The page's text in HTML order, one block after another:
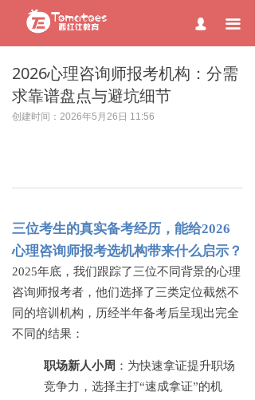
끀
넙
2026心理咨询师报考机构：分需
求靠谱盘点与避坑细节
创建时间： 2026年5月26日 11:56
三位考生的真实备考经历，能给2026
心理咨询师报考选机构带来什么启示？
2025年底，我们跟踪了三位不同背景的心理
咨询师报考者，他们选择了三类定位截然不
同的培训机构，历经半年备考后呈现出完全
不同的结果：
职场新人小周 ：为快速拿证提升职场
竞争力，选择主打“速成拿证”的机